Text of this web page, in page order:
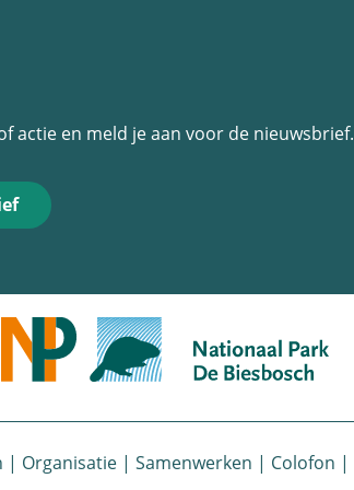
actie en meld je aan voor de nieuwsbrief.
| Organisatie | Samenwerken | Colofon |